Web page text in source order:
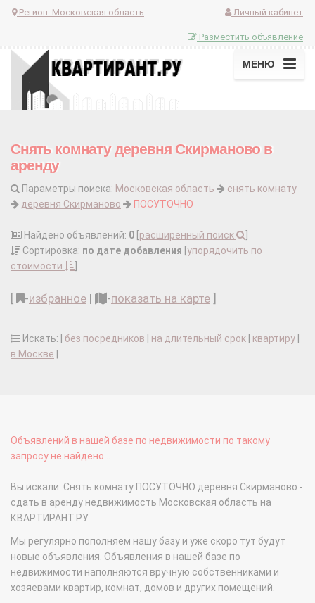
Регион: Московская область Личный кабинет
Разместить объявление
МЕНЮ
Снять комнату деревня Скирманово в
аренду
Параметры поиска: Московская область
снять комнату
деревня Скирманово
ПОСУТОЧНО
Найдено объявлений: 0 расширенный поиск
Сортировка: по дате добавления упорядочить по
стоимости
-избранное | -показать на карте
Искать: | без посредников на длительный срок квартиру
в Москве
Объявлений в нашей базе по недвижимости по такому
запросу не найдено...
Вы искали: Снять комнату ПОСУТОЧНО деревня Скирманово -
сдать в аренду недвижимость Московская область на
КВАРТИРАНТ.РУ
Мы регулярно пополняем нашу базу и уже скоро тут будут
новые объявления. Объявления в нашей базе по
недвижимости наполняются вручную собственниками и
хозяевами квартир, комнат, домов и других помещений.